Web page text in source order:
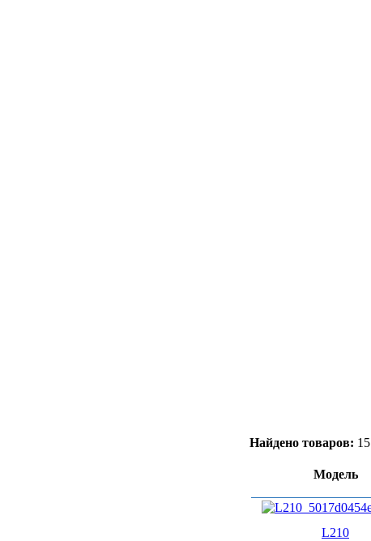
Найдено товаров: 15
Модель
L210